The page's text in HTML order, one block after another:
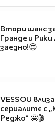
Втори шанс
Гранде и
заедно!😍
VESSOU
сериалите с
Реджо“ 🤩🎬